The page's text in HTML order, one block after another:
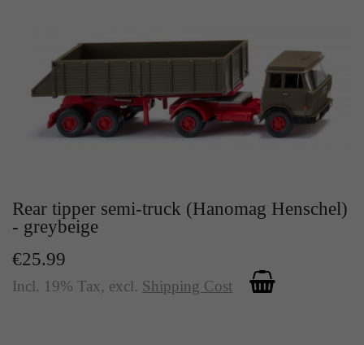
Rear tipper semi-truck (Hanomag Henschel)
- greybeige
€25.99
Incl. 19% Tax, excl. Shipping Cost